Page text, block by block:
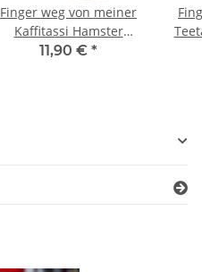
Finger weg von meiner
Kaffitassi Hamster
Meme Kaffeebecher mit
11,90 € *